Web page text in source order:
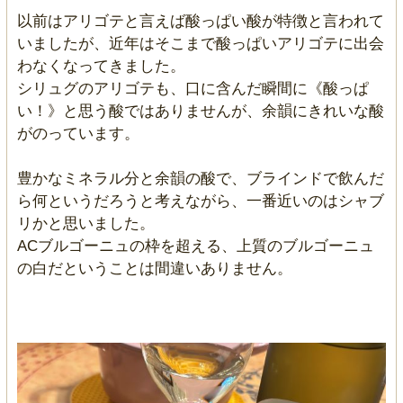
以前はアリゴテと言えば酸っぱい酸が特徴と言われて
いましたが、近年はそこまで酸っぱいアリゴテに出会
わなくなってきました。
シリュグのアリゴテも、口に含んだ瞬間に《酸っぱ
い！》と思う酸ではありませんが、余韻にきれいな酸
がのっています。
豊かなミネラル分と余韻の酸で、ブラインドで飲んだ
ら何というだろうと考えながら、一番近いのはシャブ
リかと思いました。
ACブルゴーニュの枠を超える、上質のブルゴーニュ
の白だということは間違いありません。